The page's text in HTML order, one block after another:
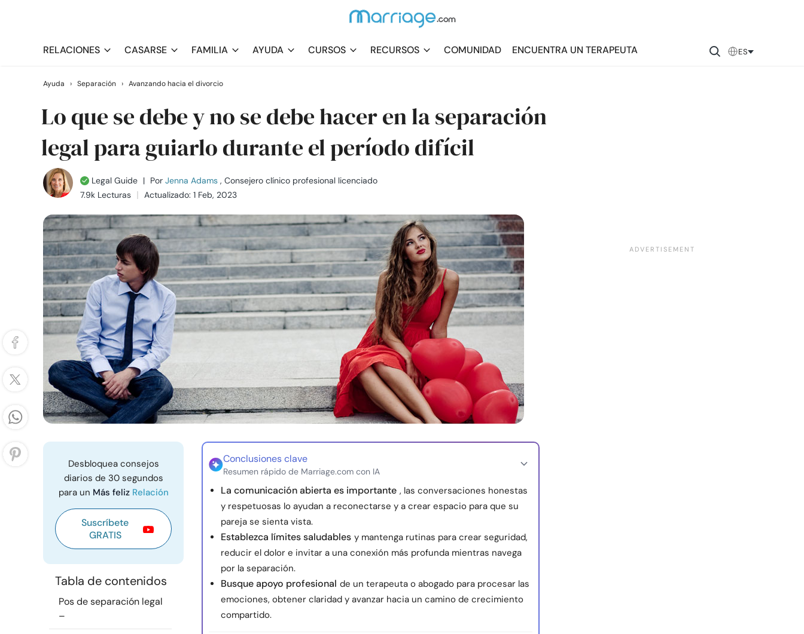
RELACIONES CASARSE FAMILIA AYUDA CURSOS RECURSOS COMUNIDAD ENCUENTRA UN TERAPEUTA ES
Ayuda › Separación › Avanzando hacia el divorcio
Lo que se debe y no se debe hacer en la separación
legal para guiarlo durante el período difícil
Legal Guide | Por Jenna Adams , Consejero clínico profesional licenciado
7.9k Lecturas
Actualizado: 1 Feb, 2023
Desbloquea consejos
diarios de 30 segundos
para un Más feliz Relación
Suscríbete
GRATIS
Tabla de contenidos
Pos de separación legal
–
Conclusiones clave
Resumen rápido de Marriage.com con IA
La comunicación abierta es importante , las conversaciones honestas
y respetuosas lo ayudan a reconectarse y a crear espacio para que su
pareja se sienta vista.
Establezca límites saludables y mantenga rutinas para crear seguridad,
reducir el dolor e invitar a una conexión más profunda mientras navega
por la separación.
Busque apoyo profesional de un terapeuta o abogado para procesar las
emociones, obtener claridad y avanzar hacia un camino de crecimiento
compartido.